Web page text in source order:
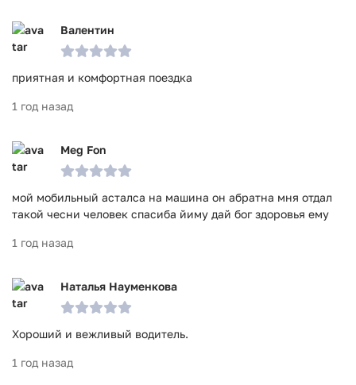
Валентин
приятная и комфортная поездка
1 год назад
Meg Fon
мой мобильный асталса на машина он абратна мня отдал
такой чесни человек спасиба йиму дай бог здоровья ему
1 год назад
Наталья Науменкова
Хороший и вежливый водитель.
1 год назад